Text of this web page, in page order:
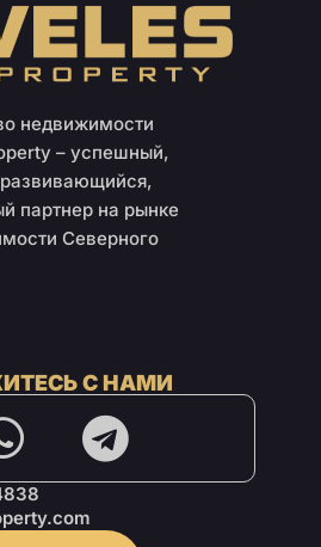
недвижимости
– успешный,
партнер на рынке
Северного
С НАМИ